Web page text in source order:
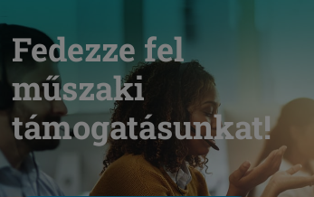
Fedezze fel
műszaki
támogatásunkat!